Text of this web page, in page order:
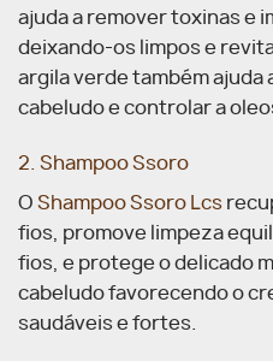
ajuda a remover toxinas e
deixando-os limpos e
argila verde também ajuda
cabeludo e controlar a
2. Shampoo Ssoro
O Shampoo Ssoro Lcs
fios, promove limpeza
fios, e protege o delicado
cabeludo favorecendo o
saudáveis e fortes.